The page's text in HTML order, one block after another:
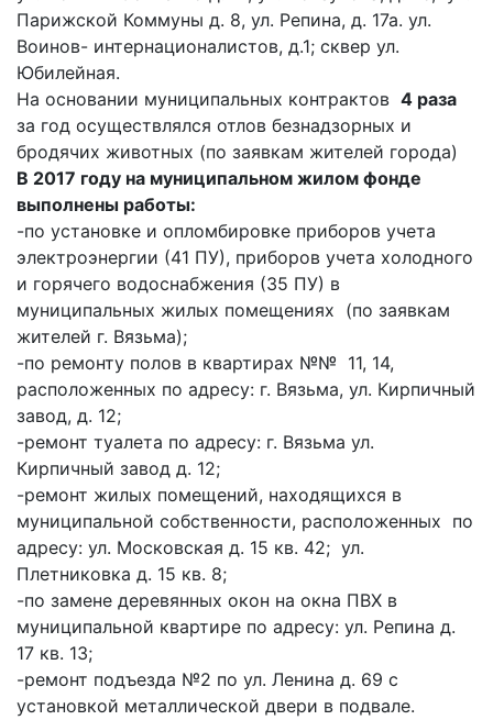
Парижской Коммуны д. 8, ул. Репина, д. 17а. ул.
Воинов- интернационалистов, д.1; сквер ул.
Юбилейная.
На основании муниципальных контрактов 4 раза
за год осуществлялся отлов безнадзорных и
бродячих животных (по заявкам жителей города)
В 2017 году на муниципальном жилом фонде
выполнены работы:
-по установке и опломбировке приборов учета
электроэнергии (41 ПУ), приборов учета холодного
и горячего водоснабжения (35 ПУ) в
муниципальных жилых помещениях (по заявкам
жителей г. Вязьма);
-по ремонту полов в квартирах №№ 11, 14,
расположенных по адресу: г. Вязьма, ул. Кирпичный
завод, д. 12;
-ремонт туалета по адресу: г. Вязьма ул.
Кирпичный завод д. 12;
-ремонт жилых помещений, находящихся в
муниципальной собственности, расположенных по
адресу: ул. Московская д. 15 кв. 42; ул.
Плетниковка д. 15 кв. 8;
-по замене деревянных окон на окна ПВХ в
муниципальной квартире по адресу: ул. Репина д.
17 кв. 13;
-ремонт подъезда №2 по ул. Ленина д. 69 с
установкой металлической двери в подвале.